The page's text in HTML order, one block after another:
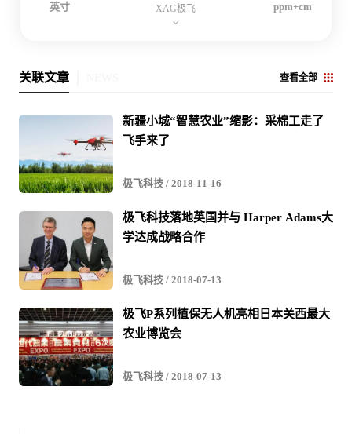
XAG极飞
英寸 ppm+cm
关联文章 查看全部
新疆小城“智慧农业”缩影：采棉工走了
飞手来了
极飞科技 / 2018-11-16
极飞科技落地英国并与 Harper Adams大
学达成战略合作
极飞科技 / 2018-07-13
极飞P系列植保无人机亮相日本关西最大
农业博览会
极飞科技 / 2018-07-13